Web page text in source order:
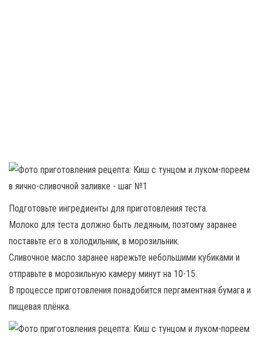
Подготовьте ингредиенты для приготовления теста.
Молоко для теста должно быть ледяным, поэтому заранее
поставьте его в холодильник, в морозильник.
Сливочное масло заранее нарежьте небольшими кубиками и
отправьте в морозильную камеру минут на 10-15.
В процессе приготовления понадобится пергаментная бумага и
пищевая плёнка.